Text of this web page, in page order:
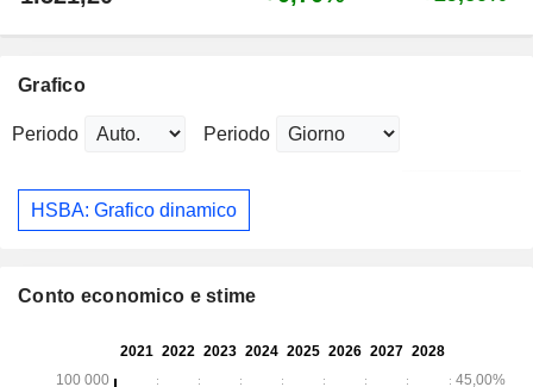
Grafico
Periodo Periodo
HSBA: Grafico dinamico
Conto economico e stime